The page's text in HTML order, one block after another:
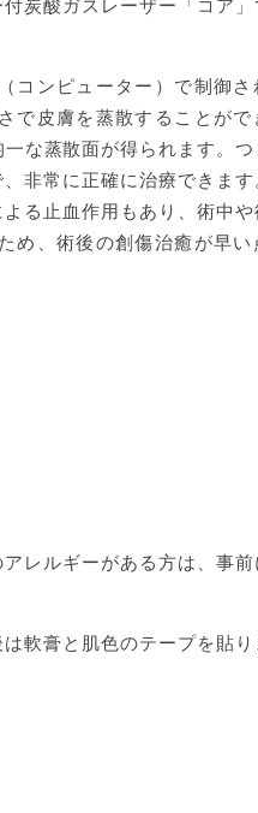
コンピューター）で制御さ
で皮膚を蒸散することがで
な蒸散面が得られます。つ
非常に正確に治療できます
る止血作用もあり、術中や
め、術後の創傷治癒が早い
レルギーがある方は、事
軟膏と肌色のテープを貼